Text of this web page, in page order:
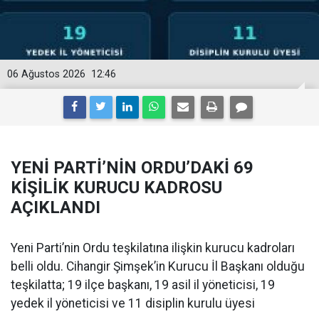
12:46
06 Ağustos 2026
YENİ PARTİ’NİN ORDU’DAKİ 69
KİŞİLİK KURUCU KADROSU
AÇIKLANDI
Yeni Parti’nin Ordu teşkilatına ilişkin kurucu kadroları
belli oldu. Cihangir Şimşek’in Kurucu İl Başkanı olduğu
teşkilatta; 19 ilçe başkanı, 19 asil il yöneticisi, 19
yedek il yöneticisi ve 11 disiplin kurulu üyesi